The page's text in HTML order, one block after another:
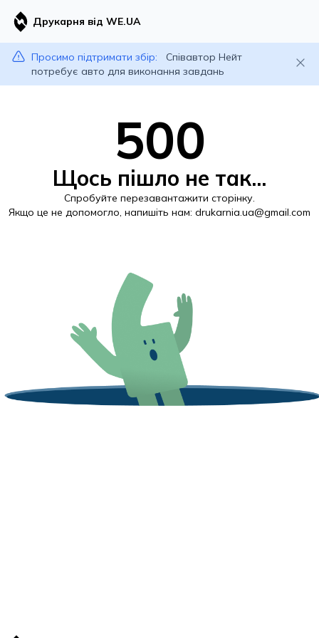
Друкарня від WE.UA
Просимо підтримати збір:
Співавтор Нейт
потребує авто для виконання завдань
500
Щось пішло не так...
Спробуйте перезавантажити сторінку.
Якщо це не допомогло, напишіть нам: drukarnia.ua@gmail.com